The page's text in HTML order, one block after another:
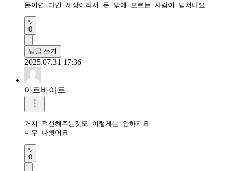
돈이면 다인 세상이라서 돈 밖에 모르는 사람이 넘쳐나요
0
답글 쓰기
2025.07.31 17:36
아르바이트
거지 적선해주는것도 이렇게는 안하지요
너무 나빳어요
0